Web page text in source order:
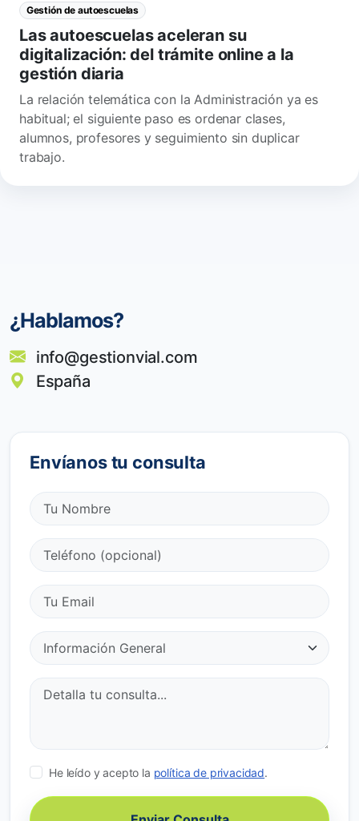
Gestión de autoescuelas
Las autoescuelas aceleran su
digitalización: del trámite online a la
gestión diaria
La relación telemática con la Administración ya es
habitual; el siguiente paso es ordenar clases,
alumnos, profesores y seguimiento sin duplicar
trabajo.
¿Hablamos?
info@gestionvial.com
España
Envíanos tu consulta
He leído y acepto la política de privacidad.